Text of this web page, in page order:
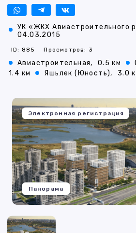
УК «ЖКХ Авиастроительного
04.03.2015
ID: 885 Просмотров: 3
Авиастроительная, 0.5 км
1.4 км
Яшьлек (Юность), 3.0
Электронная регистрация
Панорама